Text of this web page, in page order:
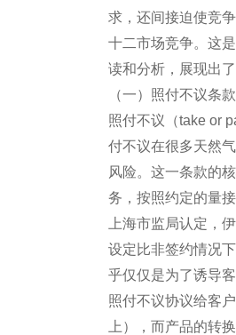
求，还间接迫使竞
十二市场竞争。这
读和分析，展现出
（一）照付不议条款
照付不议（take or
付不议在很多天然
风险。这一条款的
务，按照约定的量
上海市监局认定，
设定比非签约情况
乎仅仅是为了诱导
照付不议协议给客
上），而产品的转